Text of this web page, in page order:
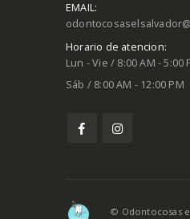
EMAIL:
Horario de atencion:
Lun - Vie / 8:00 AM - 5:00
Sáb / 8:00 AM - 12:00 PM
© Odontocosas